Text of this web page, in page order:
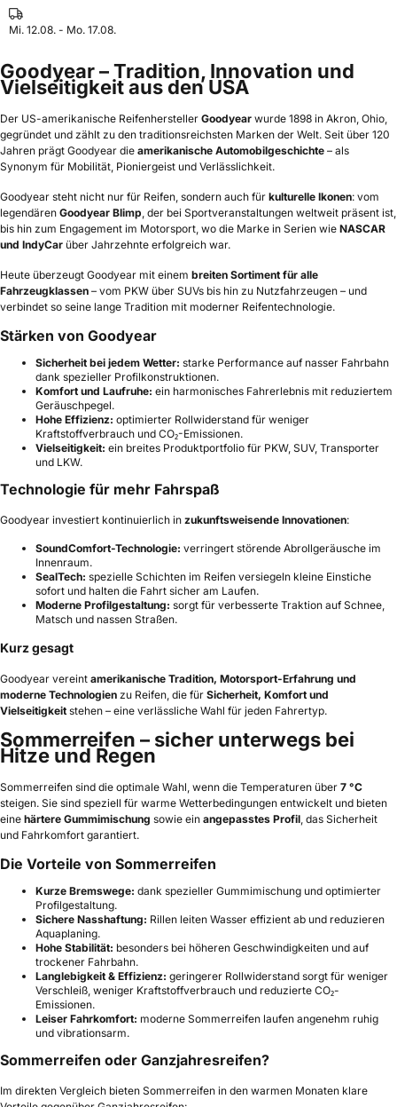
Mi. 12.08. - Mo. 17.08.
Goodyear – Tradition, Innovation und
Vielseitigkeit aus den USA
Der US-amerikanische Reifenhersteller Goodyear wurde 1898 in Akron, Ohio,
gegründet und zählt zu den traditionsreichsten Marken der Welt. Seit über 120
Jahren prägt Goodyear die amerikanische Automobilgeschichte – als
Synonym für Mobilität, Pioniergeist und Verlässlichkeit.
Goodyear steht nicht nur für Reifen, sondern auch für kulturelle Ikonen: vom
legendären Goodyear Blimp, der bei Sportveranstaltungen weltweit präsent ist,
bis hin zum Engagement im Motorsport, wo die Marke in Serien wie NASCAR
und IndyCar über Jahrzehnte erfolgreich war.
Heute überzeugt Goodyear mit einem breiten Sortiment für alle
Fahrzeugklassen – vom PKW über SUVs bis hin zu Nutzfahrzeugen – und
verbindet so seine lange Tradition mit moderner Reifentechnologie.
Stärken von Goodyear
Sicherheit bei jedem Wetter: starke Performance auf nasser Fahrbahn
dank spezieller Profilkonstruktionen.
Komfort und Laufruhe: ein harmonisches Fahrerlebnis mit reduziertem
Geräuschpegel.
Hohe Effizienz: optimierter Rollwiderstand für weniger
Kraftstoffverbrauch und CO₂-Emissionen.
Vielseitigkeit: ein breites Produktportfolio für PKW, SUV, Transporter
und LKW.
Technologie für mehr Fahrspaß
Goodyear investiert kontinuierlich in zukunftsweisende Innovationen:
SoundComfort-Technologie: verringert störende Abrollgeräusche im
Innenraum.
SealTech: spezielle Schichten im Reifen versiegeln kleine Einstiche
sofort und halten die Fahrt sicher am Laufen.
Moderne Profilgestaltung: sorgt für verbesserte Traktion auf Schnee,
Matsch und nassen Straßen.
Kurz gesagt
Goodyear vereint amerikanische Tradition, Motorsport-Erfahrung und
moderne Technologien zu Reifen, die für Sicherheit, Komfort und
Vielseitigkeit stehen – eine verlässliche Wahl für jeden Fahrertyp.
Sommerreifen – sicher unterwegs bei
Hitze und Regen
Sommerreifen sind die optimale Wahl, wenn die Temperaturen über 7 °C
steigen. Sie sind speziell für warme Wetterbedingungen entwickelt und bieten
eine härtere Gummimischung sowie ein angepasstes Profil, das Sicherheit
und Fahrkomfort garantiert.
Die Vorteile von Sommerreifen
Kurze Bremswege: dank spezieller Gummimischung und optimierter
Profilgestaltung.
Sichere Nasshaftung: Rillen leiten Wasser effizient ab und reduzieren
Aquaplaning.
Hohe Stabilität: besonders bei höheren Geschwindigkeiten und auf
trockener Fahrbahn.
Langlebigkeit & Effizienz: geringerer Rollwiderstand sorgt für weniger
Verschleiß, weniger Kraftstoffverbrauch und reduzierte CO₂-
Emissionen.
Leiser Fahrkomfort: moderne Sommerreifen laufen angenehm ruhig
und vibrationsarm.
Sommerreifen oder Ganzjahresreifen?
Im direkten Vergleich bieten Sommerreifen in den warmen Monaten klare